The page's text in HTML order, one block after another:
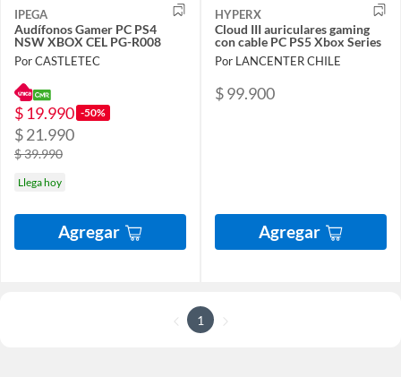
IPEGA
Audífonos Gamer PC PS4
NSW XBOX CEL PG-R008
Por CASTLETEC
$ 19.990 -50%
$ 21.990
$ 39.990
Llega hoy
Agregar
HYPERX
Cloud III auriculares gaming
con cable PC PS5 Xbox Series
Por LANCENTER CHILE
$ 99.900
Agregar
1